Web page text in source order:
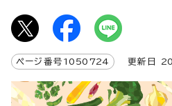
ページ番号 1050724 更新日